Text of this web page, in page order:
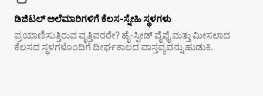
ಡಿಜಿಟಲ್ ಅಲೆಮಾರಿಗಳಿಗೆ ಕೆಲಸ-ಸ್ನೇಹಿ ಸ್ಥಳಗಳು
ಪ್ರಯಾಣಿಸುತ್ತಿರುವ ವೃತ್ತಿಪರರೇ? ಹೈ-ಸ್ಪೀಡ್ ವೈಫೈ ಮತ್ತು ಮೀಸಲಾದ
ಕೆಲಸದ ಸ್ಥಳಗಳೊಂದಿಗೆ ದೀರ್ಘಕಾಲದ ವಾಸ್ತವ್ಯವನ್ನು ಹುಡುಕಿ.